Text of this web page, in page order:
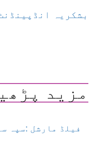
بشکریہ انڈپینڈنٹ
مزید
فیلڈ مارشل :سپہ